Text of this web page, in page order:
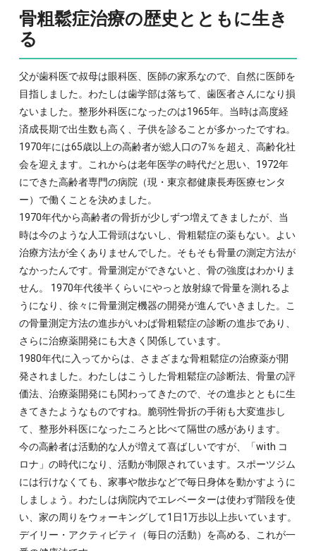
骨粗鬆症治療の歴史とともに生き
る
父が歯科医で叔母は眼科医、医師の家系なので、自然に医師を
目指しました。わたしは歯学部は落ちて、歯医者さんになり損
ないました。整形外科医になったのは1965年。当時は高度経
済成長期で出生数も高く、子供を診ることが多かったですね。
1970年には65歳以上の高齢者が総人口の7％を超え、高齢化社
会を迎えます。これからは老年医学の時代だと思い、1972年
にできた高齢者専門の病院（現・東京都健康長寿医療センタ
ー）で働くことを決めました。
1970年代から高齢者の骨折が少しずつ増えてきましたが、当
時は今のような人工骨頭はないし、骨粗鬆症の薬もない。よい
治療方法が全くありませんでした。そもそも骨量の測定方法が
なかったんです。骨量測定ができないと、骨の強度はわかりま
せん。 1970年代後半くらいにやっと放射線で骨量を測れるよ
うになり、徐々に骨量測定機器の開発が進んでいきました。こ
の骨量測定方法の進歩がいわば骨粗鬆症の診断の進歩であり、
さらに治療薬開発にも大きく関係しています。
1980年代に入ってからは、さまざまな骨粗鬆症の治療薬が開
発されました。わたしはこうした骨粗鬆症の診断法、骨量の評
価法、治療薬開発にも関わってきたので、その進歩とともに生
きてきたようなものですね。脆弱性骨折の手術も大変進歩し
て、整形外科医になったころと比べて隔世の感があります。
今の高齢者は活動的な人が増えて喜ばしいですが、「with コ
ロナ」の時代になり、活動が制限されています。スポーツジム
には行けなくても、家事や散歩などで毎日身体を動かすように
しましょう。わたしは病院内でエレベーターは使わず階段を使
い、家の周りをウォーキングして1日1万歩以上歩いています。
デイリー・アクティビティ（毎日の活動）を高める、これが一